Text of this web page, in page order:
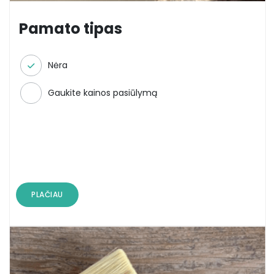
Pamato tipas
Nėra
Gaukite kainos pasiūlymą
PLAČIAU